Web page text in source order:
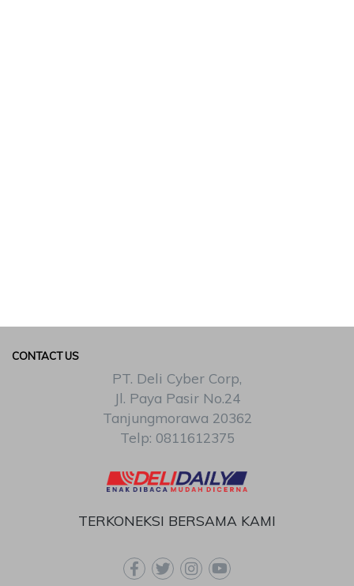
TERKONEKSI BERSAMA KAMI
CONTACT US
PT. Deli Cyber Corp,
Jl. Paya Pasir No.24
Tanjungmorawa 20362
Telp: 0811612375